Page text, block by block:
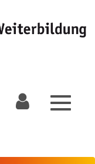
Toggle